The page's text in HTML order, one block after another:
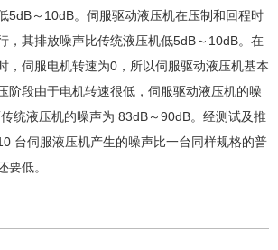
5dB～10dB。伺服驱动液压机在压制和回程时
，其排放噪声比传统液压机低5dB～10dB。在
，伺服电机转速为0，所以伺服驱动液压机基本
阶段由于电机转速很低，伺服驱动液压机的噪
统液压机的噪声为 83dB～90dB。经测试及推
台伺服液压机产生的噪声比一台同样规格的普
要低。